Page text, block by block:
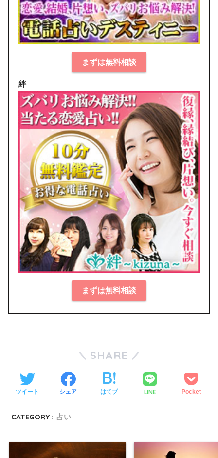
まずは無料相談
絆
まずは無料相談
SHARE
ツイート シェア はてブ LINE Pocket
CATEGORY : 占い